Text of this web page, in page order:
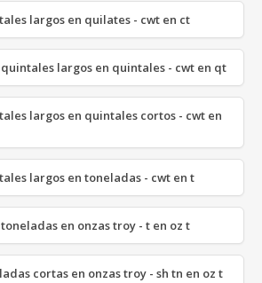
largos en quilates - cwt en ct
largos en quintales - cwt en qt
largos en quintales cortos - cwt en
largos en toneladas - cwt en t
en onzas troy - t en oz t
cortas en onzas troy - sh tn en oz t